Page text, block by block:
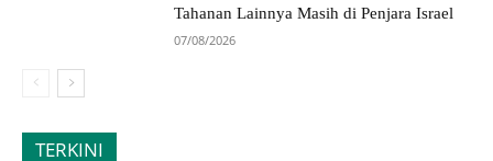
Tahanan Lainnya Masih di Penjara Israel
07/08/2026
TERKINI